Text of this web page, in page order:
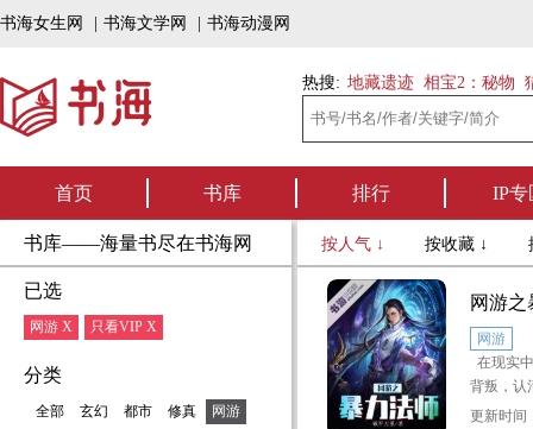
书海女生网 书海文学网 书海动漫网
热搜: 地藏遗迹 相宝2：秘物
首页 书库 排行 IP专
书库——海量书尽在书海网
已选
网游 X 只看VIP X
分类
全部 玄幻 都市 修真 网游
按人气 ↓ 按收藏 ↓
网游之
网游
在现实
背叛，认
更新时间